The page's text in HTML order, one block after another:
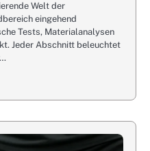
Welt der
eingehend
Tests, Materialanalysen
Jeder Abschnitt beleuchtet